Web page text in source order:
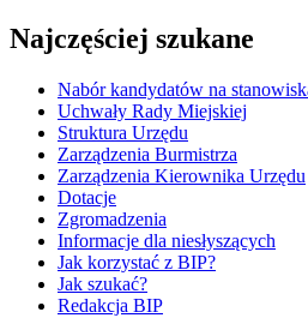
Najczęściej szukane
Nabór kandydatów na
Uchwały Rady Miejskiej
Struktura Urzędu
Zarządzenia Burmistrza
Zarządzenia Kierownika Urzędu
Dotacje
Zgromadzenia
Informacje dla niesłyszących
Jak korzystać z BIP?
Jak szukać?
Redakcja BIP